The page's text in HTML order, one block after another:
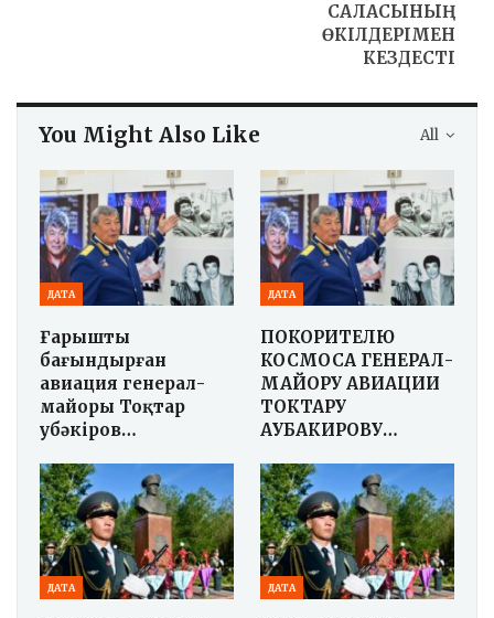
САЛАСЫНЫҢ
ӨКІЛДЕРІМЕН
КЕЗДЕСТІ
All
You Might Also Like
ДАТА
Ғарышты
бағындырған
авиация генерал-
майоры Тоқтар
Әубәкіров…
ДАТА
ПОКОРИТЕЛЮ
КОСМОСА ГЕНЕРАЛ-
МАЙОРУ АВИАЦИИ
ТОКТАРУ
АУБАКИРОВУ…
ДАТА ДАТА